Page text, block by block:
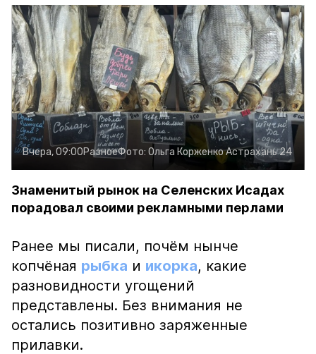
Вчера, 09:00РазноеФото: Ольга КорженкоАстрахань 24
Знаменитый рынок на Селенских Исадах
порадовал своими рекламными перлами
Ранее мы писали, почём нынче
копчёная рыбка и икорка, какие
разновидности угощений
представлены. Без внимания не
остались позитивно заряженные
прилавки.